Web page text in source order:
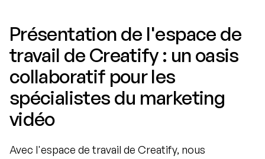
Présentation de l'espace de
travail de Creatify : un oasis
collaboratif pour les
spécialistes du marketing
vidéo
Avec l'espace de travail de Creatify, nous